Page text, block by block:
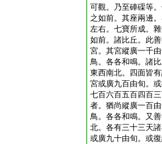
可觀。乃至硨磲等
之如前。其座兩邊
左右。七寶所成。
如前。諸比丘。此
宮。其宮縱廣一千
鳥。各各和鳴。諸
東西南北。四面皆
宮或廣九百由旬。
七百六百五百四百
者。猶尚縱廣一百
鳥。各各和鳴。又
北。各有三十三天
或廣九十由旬。或